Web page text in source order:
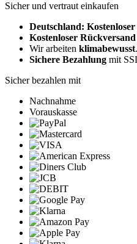
Sicher und vertraut einkaufen
Deutschland:
Kostenloser Rückversand
Wir arbeiten klimabewusst.
Sichere Bezahlung mit
Sicher bezahlen mit
Nachnahme
Vorauskasse